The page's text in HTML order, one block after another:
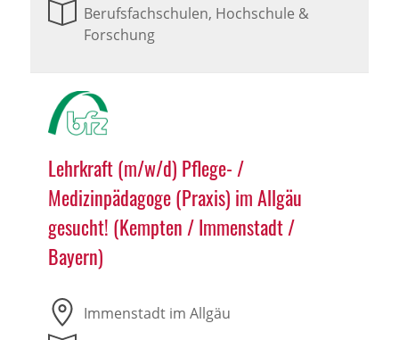
Berufsfachschulen, Hochschule &
Forschung
Lehrkraft (m/w/d) Pflege- /
Medizinpädagoge (Praxis) im Allgäu
gesucht! (Kempten / Immenstadt /
Bayern)
Immenstadt im Allgäu